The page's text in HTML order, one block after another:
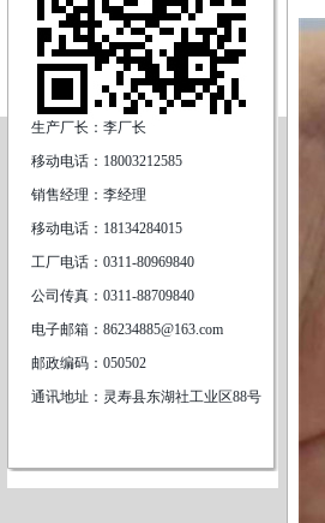
生产厂长：李厂长
移动电话：18003212585
销售经理：李经理
移动电话：18134284015
工厂电话：0311-80969840
公司传真：0311-88709840
电子邮箱：86234885@163.com
邮政编码：050502
通讯地址：灵寿县东湖社工业区88号